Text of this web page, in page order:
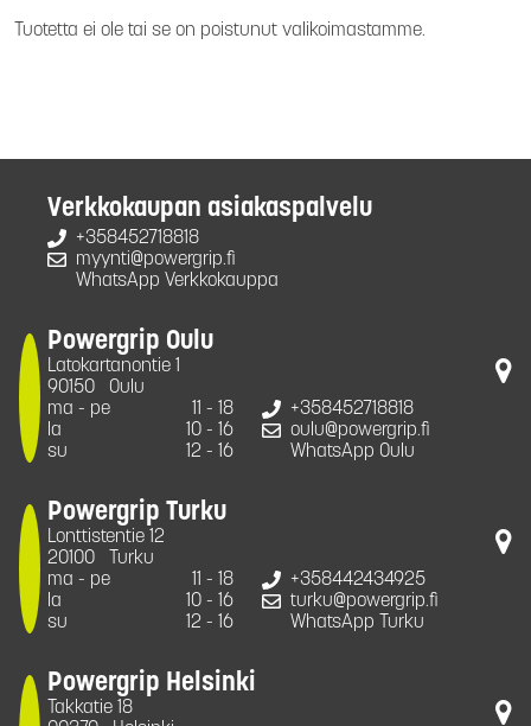
Tuotetta ei ole tai se on poistunut valikoimastamme.
Verkkokaupan asiakaspalvelu
+358452718818
myynti@powergrip.fi
WhatsApp Verkkokauppa
Powergrip Oulu
Latokartanontie 1
90150
Oulu
ma - pe
11 - 18
la
10 - 16
su
12 - 16
+358452718818
oulu@powergrip.fi
WhatsApp Oulu
Powergrip Turku
Lonttistentie 12
20100
Turku
ma - pe
11 - 18
la
10 - 16
su
12 - 16
+358442434925
turku@powergrip.fi
WhatsApp Turku
Powergrip Helsinki
Takkatie 18